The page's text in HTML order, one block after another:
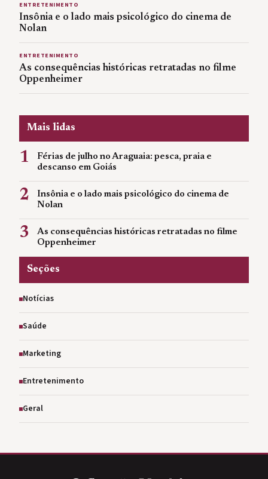
ENTRETENIMENTO
Insônia e o lado mais psicológico do cinema de
Nolan
ENTRETENIMENTO
As consequências históricas retratadas no filme
Oppenheimer
Mais lidas
1
Férias de julho no Araguaia: pesca, praia e
descanso em Goiás
2
Insônia e o lado mais psicológico do cinema de
Nolan
3
As consequências históricas retratadas no filme
Oppenheimer
Seções
Notícias
Saúde
Marketing
Entretenimento
Geral